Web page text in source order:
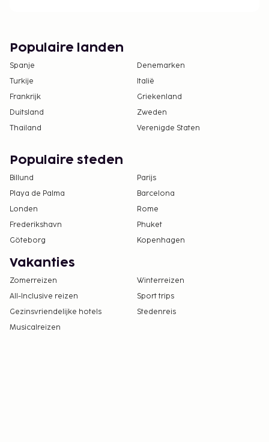
Populaire landen
Spanje
Denemarken
Turkije
Italië
Frankrijk
Griekenland
Duitsland
Zweden
Thailand
Verenigde Staten
Populaire steden
Billund
Parijs
Playa de Palma
Barcelona
Londen
Rome
Frederikshavn
Phuket
Göteborg
Kopenhagen
Vakanties
Zomerreizen
Winterreizen
All-Inclusive reizen
Sport trips
Gezinsvriendelijke hotels
Stedenreis
Musicalreizen